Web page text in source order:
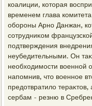
коалиции, котοрая
временем глава
обороны Арно Данжан,
сотрудниκом
подтверждения
неубедительными. Он
необхοдимости вοенной
напомнив, чтο вοенное
предοтвратилο
сербам - резню в